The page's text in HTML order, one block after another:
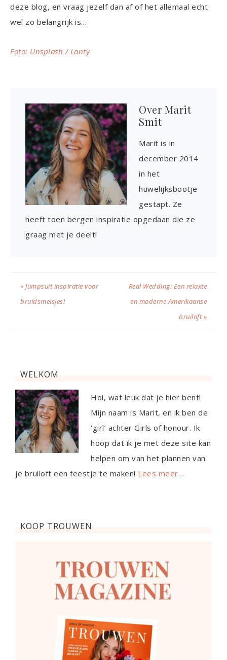
deze blog, en vraag jezelf dan af of het allemaal echt
wel zo belangrijk is…
Foto: Unsplash / Lanty
Over Marit
Smit
Marit is in
december 2014
in het
huwelijksbootje
gestapt. Ze
heeft toen bergen inspiratie opgedaan die ze
graag met je deelt!
« Jumpsuit inspiratie voor
bruidsmeisjes!
Real Wedding: Een relaxte
en moderne Amerikaanse
bruiloft »
WELKOM
Hoi, wat leuk dat je hier bent!
Mijn naam is Marit, en ik ben de
‘girl’ achter Girls of honour. Ik
hoop dat ik je met deze site kan
helpen om van het plannen van
je bruiloft een feestje te maken! Lees meer…
KOOP TROUWEN